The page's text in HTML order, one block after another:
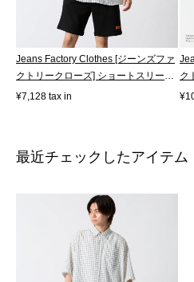
Jeans Factory Clothes [ジーンズファ
クトリークローズ] ショートスリー
ブ...
¥7,128 tax in
ク
最近チェックしたアイテム